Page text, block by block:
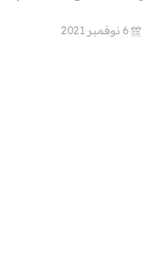
6 نوفمبر 2021